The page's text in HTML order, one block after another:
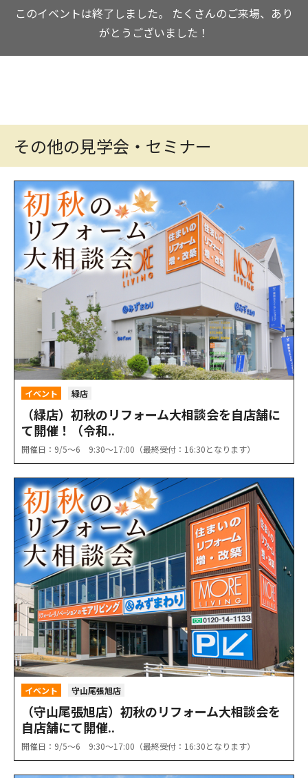
このイベントは終了しました。 たくさんのご来場、あり
がとうございました！
その他の見学会・セミナー
イベント 緑店
（緑店）初秋のリフォーム大相談会を自店舗に
て開催！（令和..
開催日：9/5〜6 9:30〜17:00（最終受付：16:30となります）
イベント 守山尾張旭店
（守山尾張旭店）初秋のリフォーム大相談会を
自店舗にて開催..
開催日：9/5〜6 9:30〜17:00（最終受付：16:30となります）